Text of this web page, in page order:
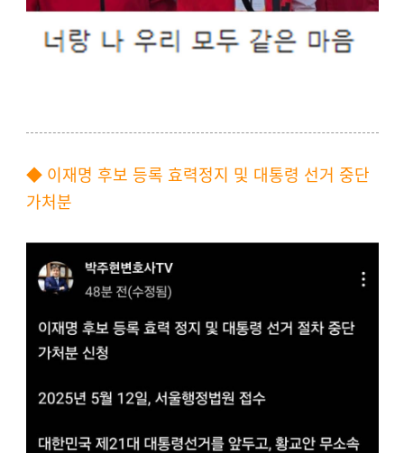
◆ 이재명 후보 등록 효력정지 및 대통령 선거 중단
가처분